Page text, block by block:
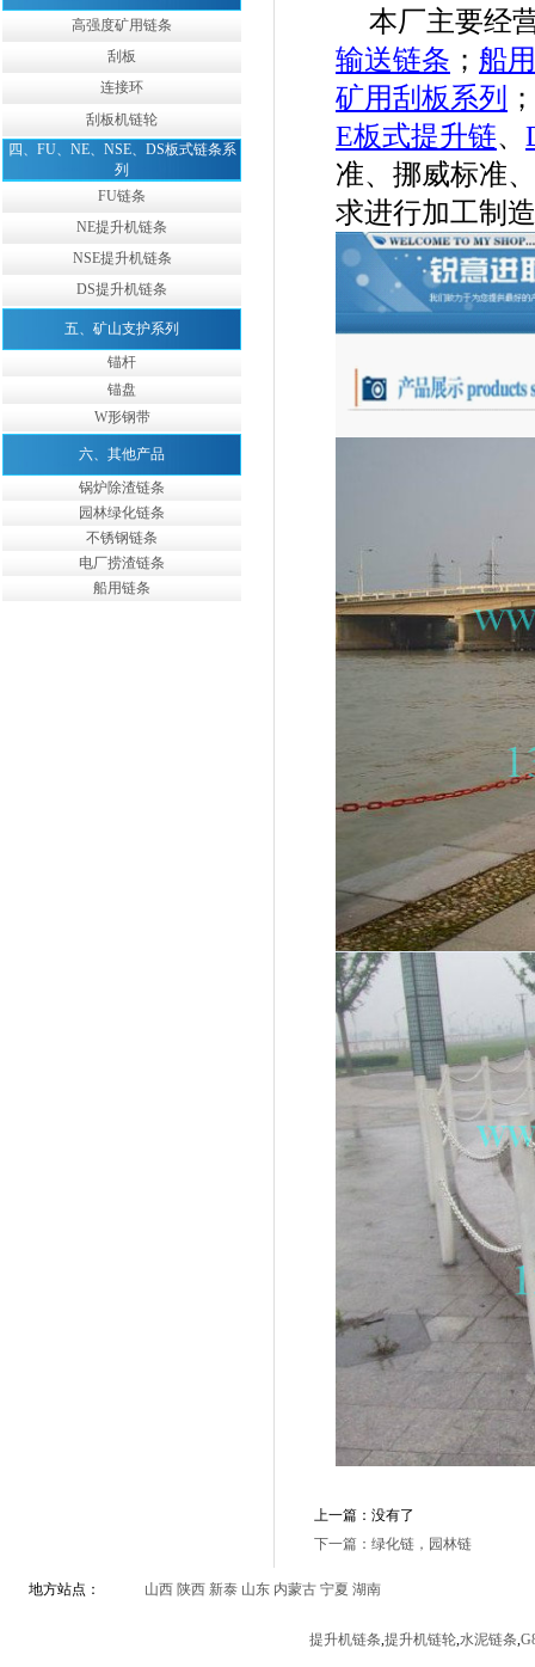
高强度矿用链条
刮板
连接环
刮板机链轮
四、FU、NE、NSE、DS板式链条系
列
FU链条
NE提升机链条
NSE提升机链条
DS提升机链条
五、矿山支护系列
锚杆
锚盘
W形钢带
六、其他产品
锅炉除渣链条
园林绿化链条
不锈钢链条
电厂捞渣链条
船用链条
本厂主要经
输送链条 ； 船
矿用刮板系列 ；
E板式提升链、
准、挪威标准
求进行加工制
上一篇：没有了
下一篇：绿化链，园林链
地方站点： 山西 陕西 新泰 山东 内蒙古 宁夏 湖南
提升机链条,提升机链轮,水泥链条,